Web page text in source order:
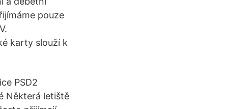
pouze
karty slouží k
PSD2
Některá letiště